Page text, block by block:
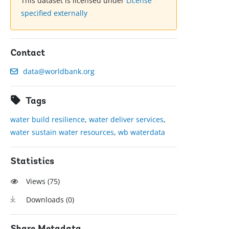
specified externally
Contact
data@worldbank.org
Tags
water build resilience,water deliver services,
water sustain water resources,wb waterdata
Statistics
Views (75)
Downloads (0)